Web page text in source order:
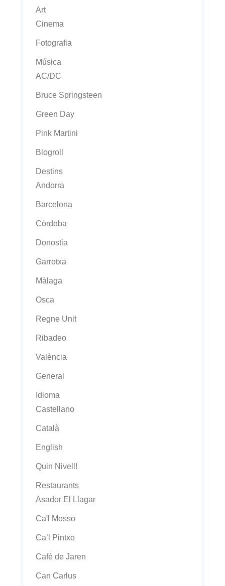
Art
Cinema
Fotografia
Música
AC/DC
Bruce Springsteen
Green Day
Pink Martini
Blogroll
Destins
Andorra
Barcelona
Còrdoba
Donostia
Garrotxa
Màlaga
Osca
Regne Unit
Ribadeo
València
General
Idioma
Castellano
Català
English
Quin Nivell!
Restaurants
Asador El Llagar
Ca'l Mosso
Ca’l Pintxo
Café de Jaren
Can Carlus